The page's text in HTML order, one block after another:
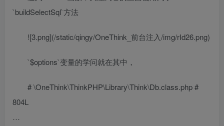
`buildSelectSql`方法
![3.png](/static/qingy/OneThink_前台注入/img/rId26.png)
`$options`变量的学问就在其中，
# \OneThink\ThinkPHP\Library\Think\Db.class.php #
804L
…